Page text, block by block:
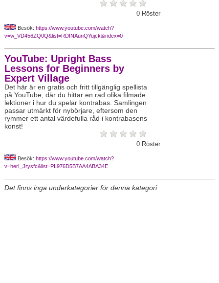
0 Röster
Besök: https://www.youtube.com/watch?
v=w_VD456ZQ0Q&list=RDINAunQYujck&index=0
YouTube: Upright Bass
Lessons for Beginners by
Expert Village
Det här är en gratis och fritt tillgänglig spellista
på YouTube, där du hittar en rad olika filmade
lektioner i hur du spelar kontrabas. Samlingen
passar utmärkt för nybörjare, eftersom den
rymmer ett antal värdefulla råd i kontrabasens
konst!
0 Röster
Besök: https://www.youtube.com/watch?
v=herI_Jrysfc&list=PL976D5B7AA4ABA34E
Det finns inga underkategorier för denna kategori